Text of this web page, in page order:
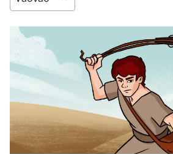
ARAKARAKA